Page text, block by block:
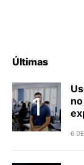
Últimas
6